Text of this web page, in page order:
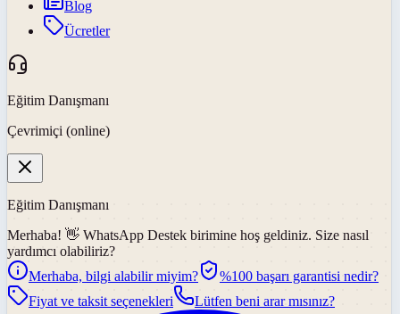
Blog
Ücretler
Eğitim Danışmanı
Çevrimiçi (online)
Eğitim Danışmanı
Merhaba! 👋 WhatsApp Destek birimine hoş geldiniz. Size nasıl
yardımcı olabiliriz?
Merhaba, bilgi alabilir miyim?
%100 başarı garantisi nedir?
Fiyat ve taksit seçenekleri
Lütfen beni arar mısınız?